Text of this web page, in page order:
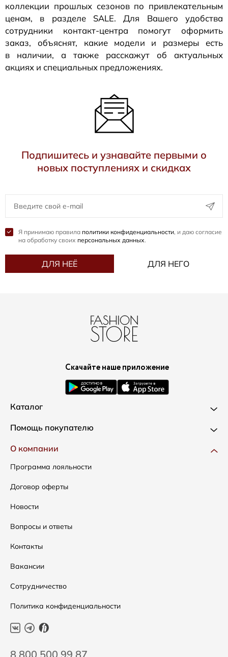
коллекции прошлых сезонов по привлекательным
ценам, в разделе SALE. Для Вашего удобства
сотрудники контакт-центра помогут оформить
заказ, объяснят, какие модели и размеры есть
в наличии, а также расскажут об актуальных
акциях и специальных предложениях.
Подпишитесь и узнавайте первыми о
новых поступлениях и скидках
Я принимаю правила политики конфиденциальности, и даю согласие
на обработку своих персональных данных.
ДЛЯ НЕЁ ДЛЯ НЕГО
Скачайте наше приложение
Каталог
Новинки
Одежда
Сумки
Аксессуары
Распродажа
Подарочные сертификаты
Помощь покупателю
Доставка и оплата
Как оформить заказ
Условия возвратов
Таблица размеров
Уход за одеждой
О компании
Программа лояльности
Договор оферты
Новости
Вопросы и ответы
Контакты
Вакансии
Сотрудничество
Политика конфиденциальности
8 800 500 99 87